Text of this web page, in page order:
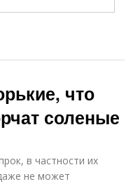
что
соленые
в частности их
не может